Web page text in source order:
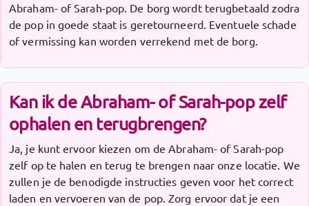
Abraham- of Sarah-pop. De borg wordt terugbetaald zodra
de pop in goede staat is geretourneerd. Eventuele schade
of vermissing kan worden verrekend met de borg.
Kan ik de Abraham- of Sarah-pop zelf
ophalen en terugbrengen?
Ja, je kunt ervoor kiezen om de Abraham- of Sarah-pop
zelf op te halen en terug te brengen naar onze locatie. We
zullen je de benodigde instructies geven voor het correct
laden en vervoeren van de pop. Zorg ervoor dat je een